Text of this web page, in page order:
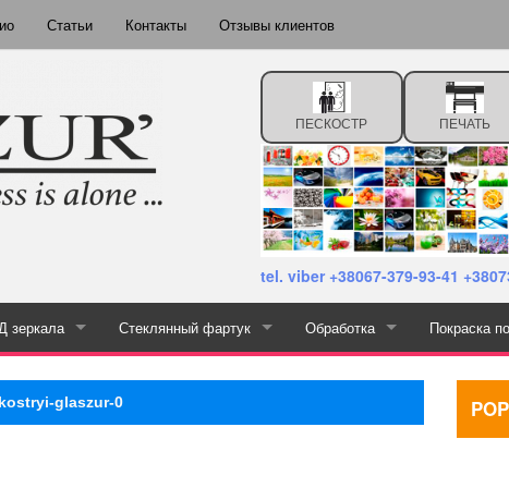
Статьи Контакты Отзывы клиентов
ПЕСКОСТР ПЕЧАТЬ
tel. viber +38067-379-93-41
печать
зеркала
Каталог зеркала с подсветкой
Стеклянный фартук
Каталог скинали
Обработка
Прирезка
Сверление
Покраска
glaszur-0